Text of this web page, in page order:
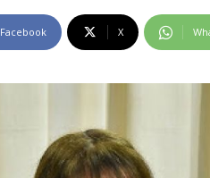
Facebook X